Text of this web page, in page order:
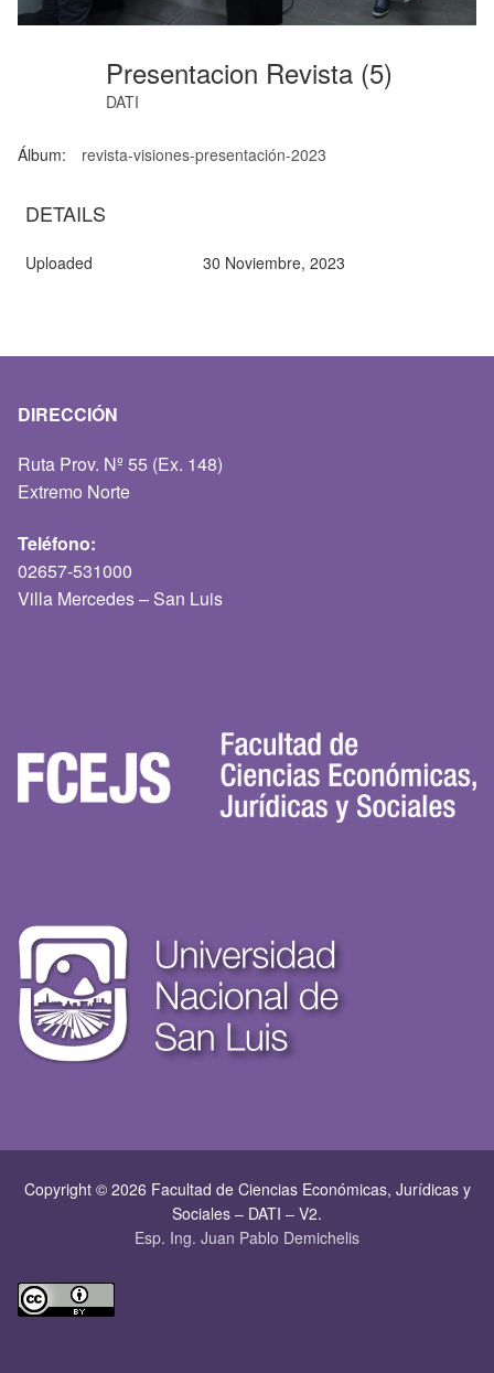
Presentacion Revista (5)
DATI
Álbum: revista-visiones-presentación-2023
DETAILS
Uploaded 30 Noviembre, 2023
DIRECCIÓN
Ruta Prov. Nº 55 (Ex. 148)
Extremo Norte
Teléfono:
02657-531000
Villa Mercedes – San Luis
Copyright © 2026 Facultad de Ciencias Económicas, Jurí­dicas y
Sociales – DATI – V2.
Esp. Ing. Juan Pablo Demichelis